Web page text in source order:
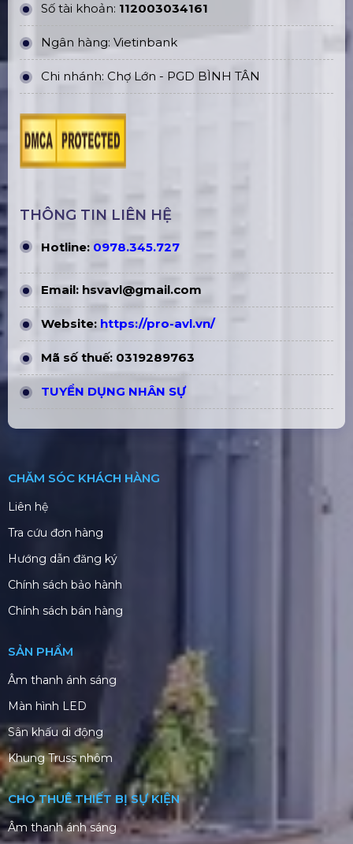
Số tài khoản: 112003034161
Ngân hàng: Vietinbank
Chi nhánh: Chợ Lớn - PGD BÌNH TÂN
THÔNG TIN LIÊN HỆ
Hotline: 0978.345.727
Email: hsvavl@gmail.com
Website: https://pro-avl.vn/
Mã số thuế: 0319289763
TUYỂN DỤNG NHÂN SỰ
CHĂM SÓC KHÁCH HÀNG
Liên hệ
Tra cứu đơn hàng
Hướng dẫn đăng ký
Chính sách bảo hành
Chính sách bán hàng
SẢN PHẨM
Âm thanh ánh sáng
Màn hình LED
Sân khấu di động
Khung Truss nhôm
CHO THUÊ THIẾT BỊ SỰ KIỆN
Âm thanh ánh sáng